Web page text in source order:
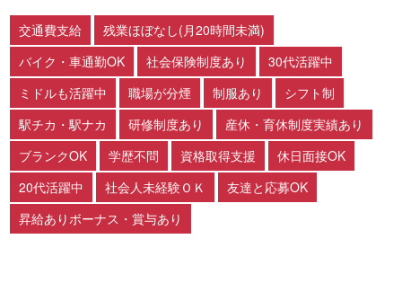
交通費支給
残業ほぼなし(月20時間未満)
バイク・車通勤OK
社会保険制度あり
30代活躍中
ミドルも活躍中
職場が分煙 制服あり
シフト制
駅チカ・駅ナカ
研修制度あり
産休・育休制度実績あり
ブランクOK
学歴不問 資格取得支援
休日面接OK
20代活躍中
社会人未経験ＯＫ
友達と応募OK
昇給ありボーナス・賞与あり